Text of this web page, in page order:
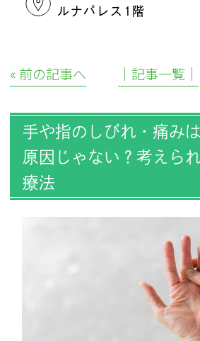
ルナパレス1階
« 前の記事へ │記事一覧│
手や指のしびれ・痛み
原因じゃない？考えら
療法